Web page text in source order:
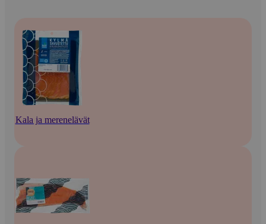
Kala ja merenelävät